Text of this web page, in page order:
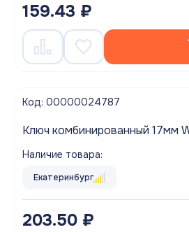
159.43 ₽
Код: 00000024787
Ключ комбинированный 17мм
Наличие товара:
Екатеринбург
203.50 ₽